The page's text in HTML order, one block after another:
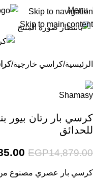
Skip to navigation
Skip to main content
Menu
Click to enlarge
الرئيسية كراسي خارجية
كرسي بار رتان بيور
للحدائق
EGP14,879.00
كرسي بار عصري مصنوع من